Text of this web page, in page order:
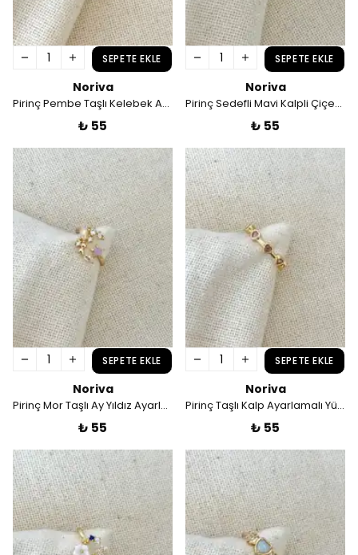
SEPETE EKLE
Noriva
Pirinç Pembe Taşlı Kelebek Ayarlamalı Yüzük
₺ 55
SEPETE EKLE
Noriva
Pirinç Sedefli Mavi Kalpli Çiçek Ayarlamalı Yüzük
₺ 55
SEPETE EKLE
Noriva
Pirinç Mor Taşlı Ay Yıldız Ayarlamalı Yüzük
₺ 55
SEPETE EKLE
Noriva
Pirinç Taşlı Kalp Ayarlamalı Yüzük
₺ 55